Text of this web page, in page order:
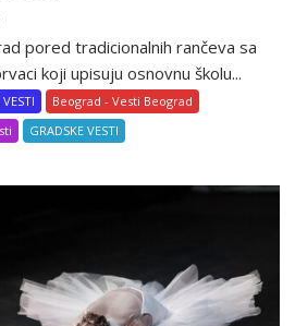
pored tradicionalnih rančeva sa
koji upisuju osnovnu školu...
Beograd - Vesti Beograd
GRADSKE VESTI